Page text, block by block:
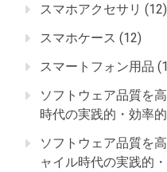
スマホアクセサリ (12)
スマホケース (12)
スマートフォン用品
ソフトウェア品質を
時代の実践的・効率
ソフトウェア品質を
ャイル時代の実践的